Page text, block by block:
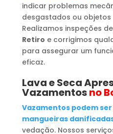
indicar problemas
desgastados ou
Realizamos inspeções
Retiro e corrigimos
para assegurar um
eficaz.
Lava e Seca
Vazamentosno
Vazamentos podem
mangueiras
vedação. Nossos